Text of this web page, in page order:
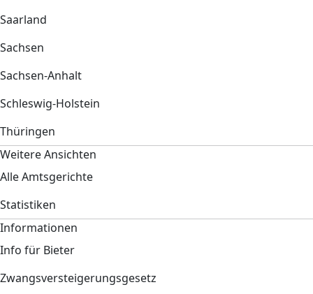
Saarland
Sachsen
Sachsen-Anhalt
Schleswig-Holstein
Thüringen
Weitere Ansichten
Alle Amtsgerichte
Statistiken
Informationen
Info für Bieter
Zwangsversteigerungsgesetz